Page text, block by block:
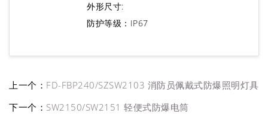
外形尺寸:
防护等级：IP67
上一个： FD-FBP240/SZSW2103 消防员佩戴式防爆照明灯具
下一个： SW2150/SW2151 轻便式防爆电筒